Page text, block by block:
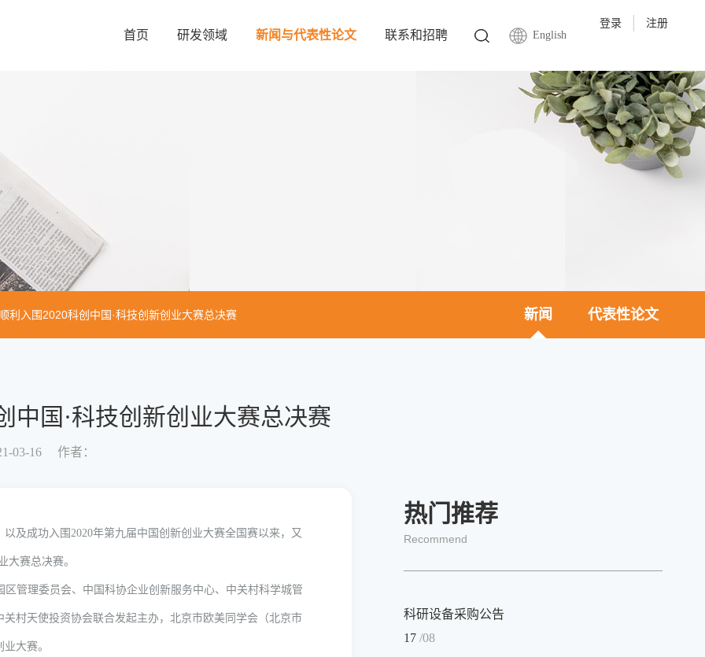
登录
注册
English
首页 研发领域 新闻与代表性论文 联系和招聘
利入围2020科创中国·科技创新创业大赛总决赛 新闻 代表性论文
中国·科技创新创业大赛总决赛
03-16 作者：
及成功入围2020年第九届中国创新创业大赛全国赛以来，又
大赛总决赛。
管理委员会、中国科协企业创新服务中心、中关村科学城管
村天使投资协会联合发起主办，北京市欧美同学会（北京市
大赛。
热门推荐
Recommend
科研设备采购公告
17/08